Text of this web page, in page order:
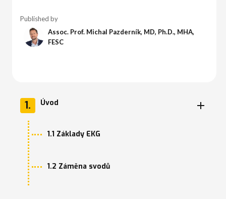
1. Úvod
1.1 Základy EKG
1.2 Záměna svodů
Published by
Assoc. Prof. Michal Pazderník, MD, Ph.D., MHA,
FESC